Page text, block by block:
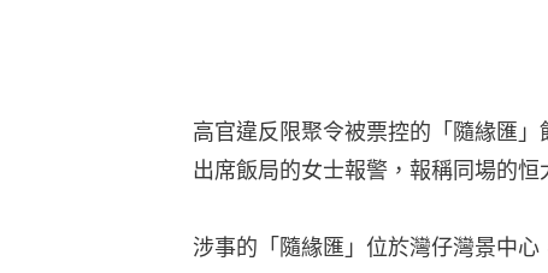
高官違反限聚令被票控的「隨緣匯
出席飯局的女士報警，報稱同場的恒
涉事的「隨緣匯」位於灣仔灣景中